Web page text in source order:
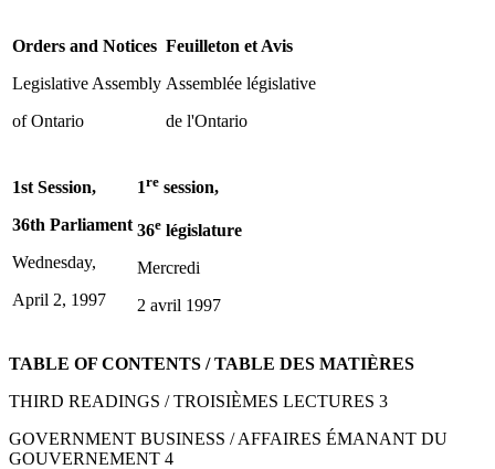
Orders and Notices
Legislative Assembly
of Ontario
Feuilleton et Avis
Assemblée législative
de l'Ontario
1st Session,
36th Parliament
Wednesday,
April 2, 1997
1re session,
36e législature
Mercredi
2 avril 1997
TABLE OF CONTENTS / TABLE DES MATIÈRES
THIRD READINGS / TROISIÈMES LECTURES 3
GOVERNMENT BUSINESS / AFFAIRES ÉMANANT DU
GOUVERNEMENT 4